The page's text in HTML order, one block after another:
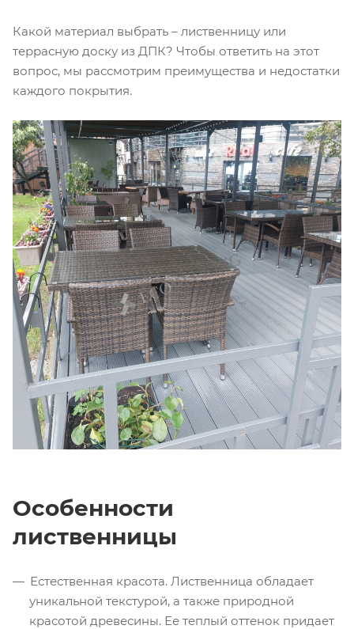
Какой материал выбрать – лиственницу или
террасную доску из ДПК? Чтобы ответить на этот
вопрос, мы рассмотрим преимущества и недостатки
каждого покрытия.
Особенности
лиственницы
Естественная красота. Лиственница обладает
уникальной текстурой, а также природной
красотой древесины. Ее теплый оттенок придает